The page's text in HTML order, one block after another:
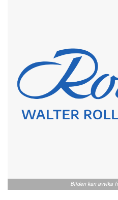
Bilden kan avvika